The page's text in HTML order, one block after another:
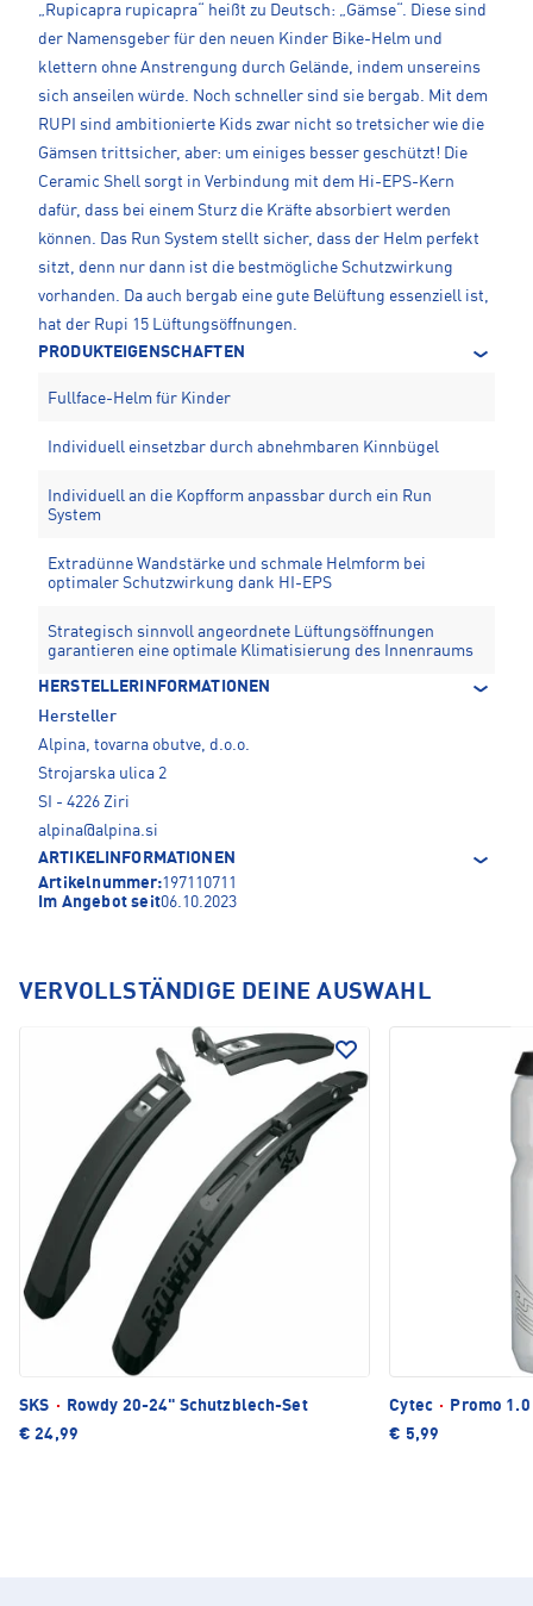
„Rupicapra rupicapra“ heißt zu Deutsch: „Gämse“. Diese sind
der Namensgeber für den neuen Kinder Bike-Helm und
klettern ohne Anstrengung durch Gelände, indem unsereins
sich anseilen würde. Noch schneller sind sie bergab. Mit dem
RUPI sind ambitionierte Kids zwar nicht so tretsicher wie die
Gämsen trittsicher, aber: um einiges besser geschützt! Die
Ceramic Shell sorgt in Verbindung mit dem Hi-EPS-Kern
dafür, dass bei einem Sturz die Kräfte absorbiert werden
können. Das Run System stellt sicher, dass der Helm perfekt
sitzt, denn nur dann ist die bestmögliche Schutzwirkung
vorhanden. Da auch bergab eine gute Belüftung essenziell ist,
hat der Rupi 15 Lüftungsöffnungen.
PRODUKTEIGENSCHAFTEN
Fullface-Helm für Kinder
Individuell einsetzbar durch abnehmbaren Kinnbügel
Individuell an die Kopfform anpassbar durch ein Run
System
Extradünne Wandstärke und schmale Helmform bei
optimaler Schutzwirkung dank HI-EPS
Strategisch sinnvoll angeordnete Lüftungsöffnungen
garantieren eine optimale Klimatisierung des Innenraums
HERSTELLERINFORMATIONEN
Hersteller
Alpina, tovarna obutve, d.o.o.
Strojarska ulica 2
SI - 4226 Ziri
alpina@alpina.si
ARTIKELINFORMATIONEN
Artikelnummer:197110711
Im Angebot seit06.10.2023
VERVOLLSTÄNDIGE DEINE AUSWAHL
SKS ·
Rowdy 20-24" Schutzblech-Set
€ 24,99
Cytec ·
Promo
€ 5,99